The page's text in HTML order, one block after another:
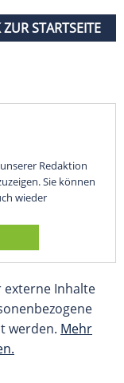
STARTSEITE
Redaktion
Sie können
wieder
externe Inhalte
werden. Mehr